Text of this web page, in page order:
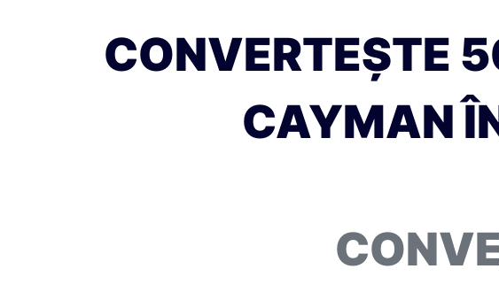
CONVERTEȘTE
CAYMAN